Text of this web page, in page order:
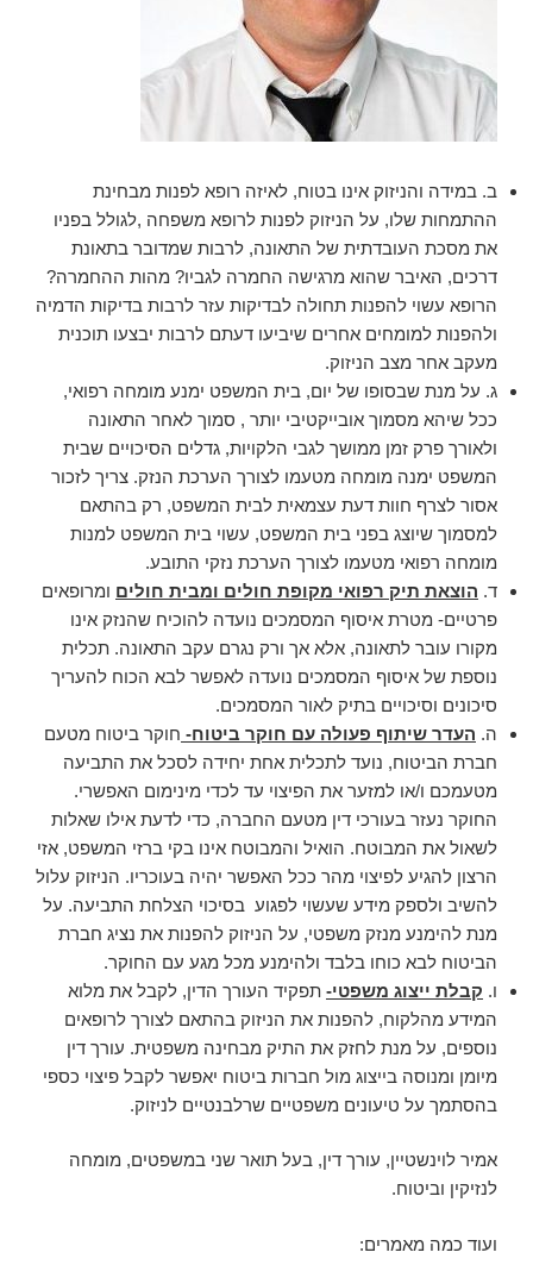
ב. במידה והניזוק אינו בטוח, לאיזה רופא לפנות מבחינת
ההתמחות שלו, על הניזוק לפנות לרופא משפחה ,לגולל בפניו
את מסכת העובדתית של התאונה, לרבות שמדובר בתאונת
דרכים, האיבר שהוא מרגישה החמרה לגביו? מהות ההחמרה?
הרופא עשוי להפנות תחולה לבדיקות עזר לרבות בדיקות הדמיה
ולהפנות למומחים אחרים שיביעו דעתם לרבות יבצעו תוכנית
מעקב אחר מצב הניזוק.
ג. על מנת שבסופו של יום, בית המשפט ימנע מומחה רפואי,
ככל שיהא מסמוך אובייקטיבי יותר , סמוך לאחר התאונה
ולאורך פרק זמן ממושך לגבי הלקויות, גדלים הסיכויים שבית
המשפט ימנה מומחה מטעמו לצורך הערכת הנזק. צריך לזכור
אסור לצרף חוות דעת עצמאית לבית המשפט, רק בהתאם
למסמוך שיוצג בפני בית המשפט, עשוי בית המשפט למנות
מומחה רפואי מטעמו לצורך הערכת נזקי התובע.
ד. הוצאת תיק רפואי מקופת חולים ומבית חולים ומרופאים
פרטיים- מטרת איסוף המסמכים נועדה להוכיח שהנזק אינו
מקורו עובר לתאונה, אלא אך ורק נגרם עקב התאונה. תכלית
נוספת של איסוף המסמכים נועדה לאפשר לבא הכוח להעריך
סיכונים וסיכויים בתיק לאור המסמכים.
ה. העדר שיתוף פעולה עם חוקר ביטוח- חוקר ביטוח מטעם
חברת הביטוח, נועד לתכלית אחת יחידה לסכל את התביעה
מטעמכם ו/או למזער את הפיצוי עד לכדי מינימום האפשרי.
החוקר נעזר בעורכי דין מטעם החברה, כדי לדעת אילו שאלות
לשאול את המבוטח. הואיל והמבוטח אינו בקי ברזי המשפט, אזי
הרצון להגיע לפיצוי מהר ככל האפשר יהיה בעוכריו. הניזוק עלול
להשיב ולספק מידע שעשוי לפגוע בסיכוי הצלחת התביעה. על
מנת להימנע מנזק משפטי, על הניזוק להפנות את נציג חברת
הביטוח לבא כוחו בלבד ולהימנע מכל מגע עם החוקר.
ו. קבלת ייצוג משפטי- תפקיד העורך הדין, לקבל את מלוא
המידע מהלקוח, להפנות את הניזוק בהתאם לצורך לרופאים
נוספים, על מנת לחזק את התיק מבחינה משפטית. עורך דין
מיומן ומנוסה בייצוג מול חברות ביטוח יאפשר לקבל פיצוי כספי
בהסתמך על טיעונים משפטיים שרלבנטיים לניזוק.
אמיר לוינשטיין, עורך דין, בעל תואר שני במשפטים, מומחה
לנזיקין וביטוח.
ועוד כמה מאמרים: